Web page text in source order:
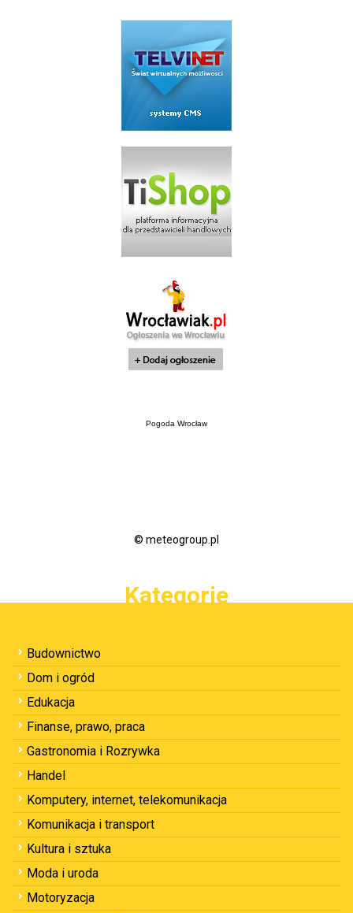
Pogoda Wrocław
© meteogroup.pl
Kategorie
Budownictwo
Dom i ogród
Edukacja
Finanse, prawo, praca
Gastronomia i Rozrywka
Handel
Komputery, internet, telekomunikacja
Komunikacja i transport
Kultura i sztuka
Moda i uroda
Motoryzacja